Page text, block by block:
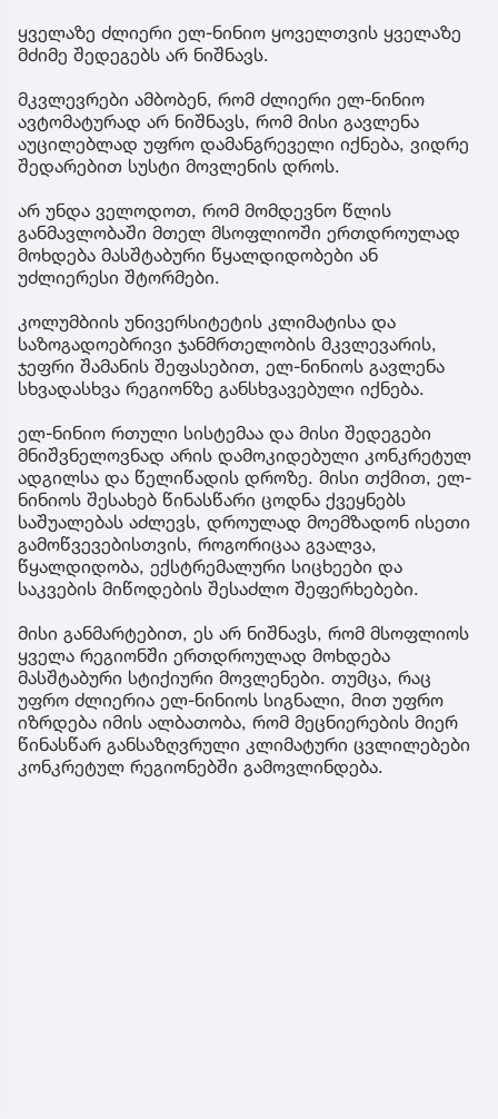
ყველაზე ძლიერი ელ-ნინიო ყოველთვის ყველაზე
მძიმე შედეგებს არ ნიშნავს.
მკვლევრები ამბობენ, რომ ძლიერი ელ-ნინიო
ავტომატურად არ ნიშნავს, რომ მისი გავლენა
აუცილებლად უფრო დამანგრეველი იქნება, ვიდრე
შედარებით სუსტი მოვლენის დროს.
არ უნდა ველოდოთ, რომ მომდევნო წლის
განმავლობაში მთელ მსოფლიოში ერთდროულად
მოხდება მასშტაბური წყალდიდობები ან
უძლიერესი შტორმები.
კოლუმბიის უნივერსიტეტის კლიმატისა და
საზოგადოებრივი ჯანმრთელობის მკვლევარის,
ჯეფრი შამანის შეფასებით, ელ-ნინიოს გავლენა
სხვადასხვა რეგიონზე განსხვავებული იქნება.
ელ-ნინიო რთული სისტემაა და მისი შედეგები
მნიშვნელოვნად არის დამოკიდებული კონკრეტულ
ადგილსა და წელიწადის დროზე. მისი თქმით, ელ-
ნინიოს შესახებ წინასწარი ცოდნა ქვეყნებს
საშუალებას აძლევს, დროულად მოემზადონ ისეთი
გამოწვევებისთვის, როგორიცაა გვალვა,
წყალდიდობა, ექსტრემალური სიცხეები და
საკვების მიწოდების შესაძლო შეფერხებები.
მისი განმარტებით, ეს არ ნიშნავს, რომ მსოფლიოს
ყველა რეგიონში ერთდროულად მოხდება
მასშტაბური სტიქიური მოვლენები. თუმცა, რაც
უფრო ძლიერია ელ-ნინიოს სიგნალი, მით უფრო
იზრდება იმის ალბათობა, რომ მეცნიერების მიერ
წინასწარ განსაზღვრული კლიმატური ცვლილებები
კონკრეტულ რეგიონებში გამოვლინდება.